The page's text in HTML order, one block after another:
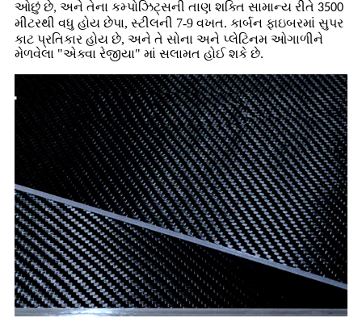
ઓછું છે, અને તેના કમ્પોઝિટ્સની તાણ શક્તિ સામાન્ય રીતે 3500
મીટરથી વધુ હોય છેપા, સ્ટીલની 7-9 વખત. કાર્બન ફાઇબરમાં સુપર
કાટ પ્રતિકાર હોય છે, અને તે સોના અને પ્લેટિનમ ઓગાળીને
મેળવેલા "એક્વા રેજીયા" માં સલામત હોઈ શકે છે.